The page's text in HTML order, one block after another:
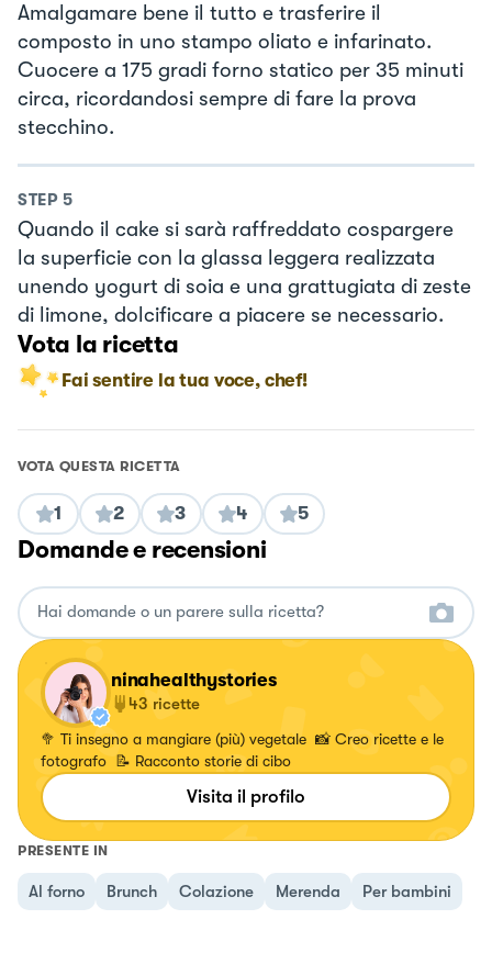
Amalgamare bene il tutto e trasferire il
composto in uno stampo oliato e infarinato.
Cuocere a 175 gradi forno statico per 35 minuti
circa, ricordandosi sempre di fare la prova
stecchino.
STEP 5
Quando il cake si sarà raffreddato cospargere
la superficie con la glassa leggera realizzata
unendo yogurt di soia e una grattugiata di zeste
di limone, dolcificare a piacere se necessario.
Vota la ricetta
Fai sentire la tua voce, chef!
VOTA QUESTA RICETTA
1 2 3 4 5
Domande e recensioni
ninahealthystories
43 ricette
🥦 Ti insegno a mangiare (più) vegetale 📸 Creo ricette e le
fotografo 📝 Racconto storie di cibo
Visita il profilo
PRESENTE IN
Al forno Brunch Colazione Merenda Per bambini